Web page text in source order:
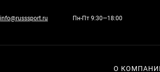
info@russsport.ru Пн-Пт 9:30—18:00
О